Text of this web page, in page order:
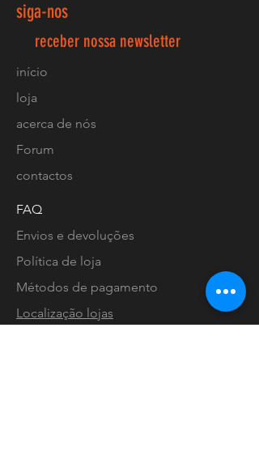
siga-nos
receber nossa newsletter
início
loja
acerca de nós
Forum
contactos
FAQ
Envios e devoluções
Política de loja
Métodos de pagamento
Localização lojas